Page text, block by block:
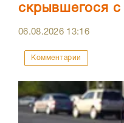
скрывшегося с
06.08.2026 13:16
Комментарии